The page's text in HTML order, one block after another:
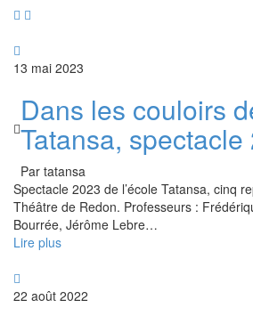
13 mai 2023
Dans les couloirs
Tatansa, spectacle
Par tatansa
Spectacle 2023 de l’école Tatansa, cinq
Théâtre de Redon. Professeurs :
Bourrée, Jérôme Lebre…
Lire plus
22 août 2022